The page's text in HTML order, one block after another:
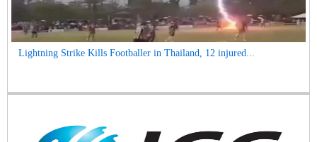
Lightning Strike Kills Footballer in Thailand, 12 injured...